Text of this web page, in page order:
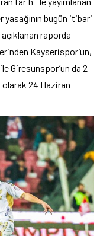
bugün itibari
raporda
Kayserispor’un,
Giresunspor’un da 2
olarak 24 Haziran